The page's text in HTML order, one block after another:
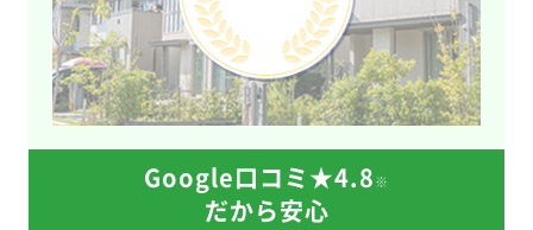
Google口コミ★4.8※
だから安心